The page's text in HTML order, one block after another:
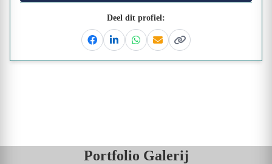
Deel dit profiel:
FacebookLinkedinWhatsapp
EmailKopieer link
Portfolio Galerij